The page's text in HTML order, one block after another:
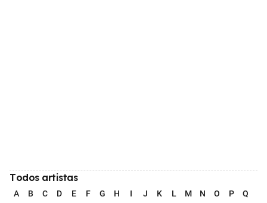
Todos artistas
A B C D E F G H I J K L M N O P Q